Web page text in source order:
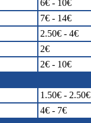
6€ - 10€
7€ - 14€
2.50€ - 4€
2€
2€ - 10€
1.50€ - 2.50€
4€ - 7€